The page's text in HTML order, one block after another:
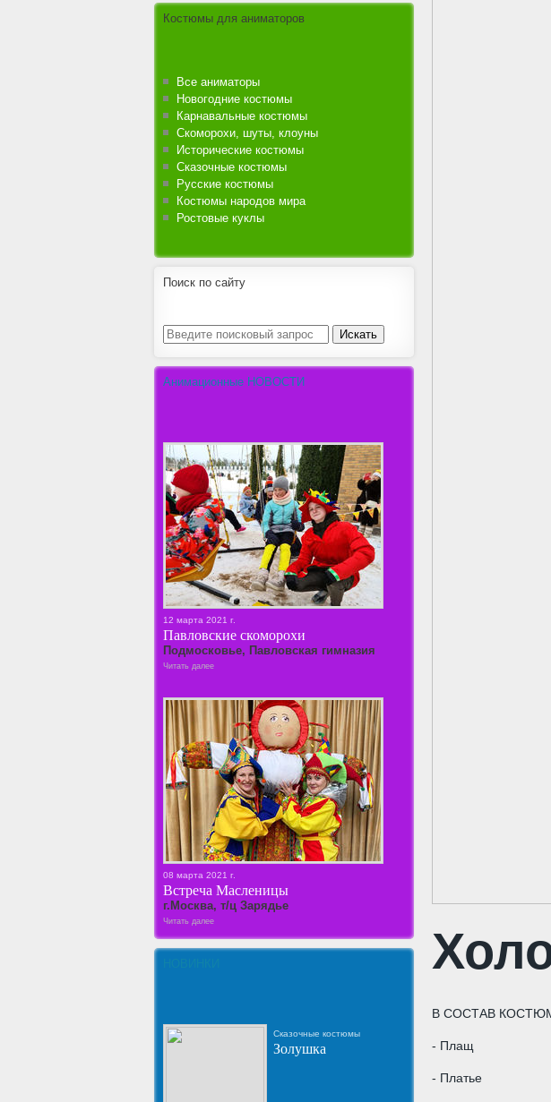
Костюмы для аниматоров
Все аниматоры
Новогодние костюмы
Карнавальные костюмы
Скоморохи, шуты, клоуны
Исторические костюмы
Сказочные костюмы
Русские костюмы
Костюмы народов мира
Ростовые куклы
Поиск по сайту
Анимационные НОВОСТИ
12 марта 2021 г.
Павловские скоморохи
Подмосковье, Павловская гимназия
Читать далее
08 марта 2021 г.
Встреча Масленицы
г.Москва, т/ц Зарядье
Читать далее
Сказочные костюмы
Золушка
В СОСТАВ
- Плащ
- Платье